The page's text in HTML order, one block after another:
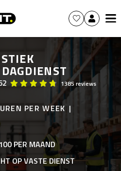
1385 reviews
PER WEEK
PER MAAND
OP VASTE DIENST